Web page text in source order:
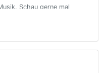
Schau gerne mal
(s. angeheftete